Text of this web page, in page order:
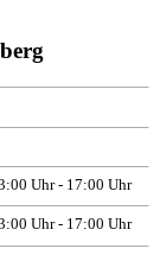
Uhr - 17:00 Uhr
Uhr - 17:00 Uhr